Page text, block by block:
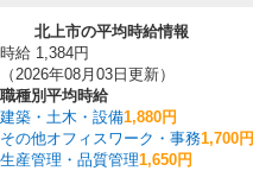
北上市の平均時給情報
時給 1,384円
（2026年08月03日更新）
職種別平均時給
建築・土木・設備1,880円
その他オフィスワーク・事務1,700円
生産管理・品質管理1,650円